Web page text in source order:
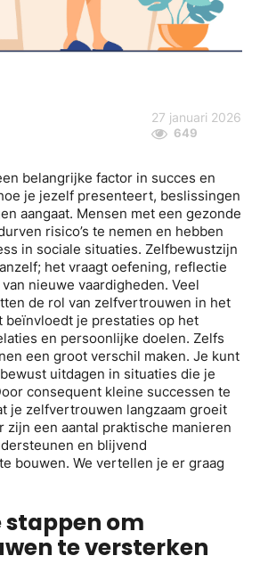
27 januari 2026
649
belangrijke factor in succes en
je jezelf presenteert, beslissingen
aangaat. Mensen met een gezonde
risico’s te nemen en hebben
in sociale situaties. Zelfbewustzijn
het vraagt oefening, reflectie
nieuwe vaardigheden. Veel
de rol van zelfvertrouwen in het
beïnvloedt je prestaties op het
en persoonlijke doelen. Zelfs
een groot verschil maken. Je kunt
uitdagen in situaties die je
consequent kleine successen te
je zelfvertrouwen langzaam groeit
zijn een aantal praktische manieren
en blijvend
bouwen. We vertellen je er graag
om
te versterken